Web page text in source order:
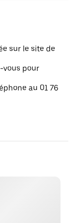
sur le site de
vous pour
au 01 76